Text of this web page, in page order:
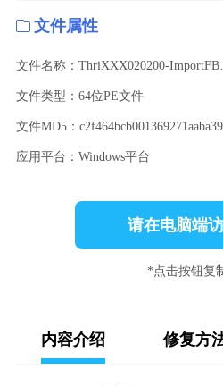
文件属性
文件名
文件类型：64位PE文件
应用平台：Windows平台
请在电脑端
*点击按钮复
内容介绍 修复方